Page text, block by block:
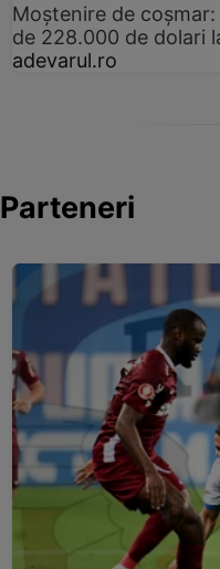
Moștenire de
de 228.000 de dolari
adevarul.ro
Parteneri